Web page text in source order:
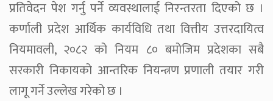
प्रतिवेदन पेश गर्नु पर्ने व्यवस्थालाई निरन्तरता दिएको छ ।
कर्णाली प्रदेश आर्थिक कार्यविधि तथा वित्तीय उत्तरदायित्व
नियमावली, २०८२ को नियम ८० बमोजिम प्रदेशका सबै
सरकारी निकायको आन्तरिक नियन्त्रण प्रणाली तयार गरी
लागू गर्ने उल्लेख गरेको छ ।